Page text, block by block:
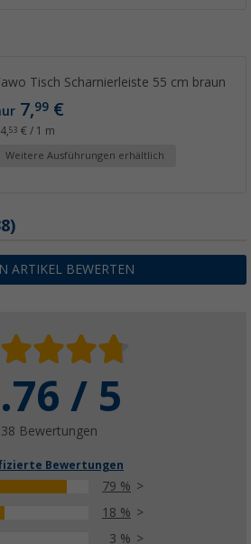
Tisch Scharnierleiste 55 cm braun
7,99 €
53 € / 1 m
Weitere Ausführungen erhältlich
ARTIKEL BEWERTEN
/ 5
38 Bewertungen
Bewertungen
79 %
18 %
3 %